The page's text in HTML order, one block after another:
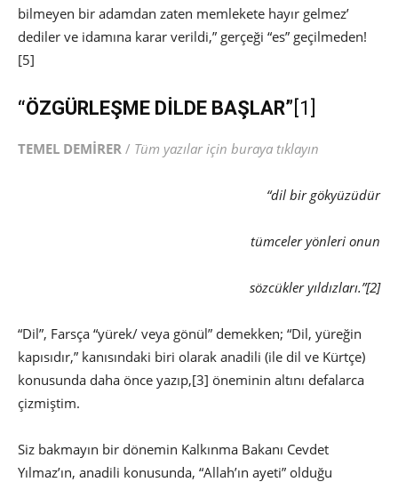
bilmeyen bir adamdan zaten memlekete hayır gelmez’
dediler ve idamına karar verildi,” gerçeği “es” geçilmeden!
[5]
“ÖZGÜRLEŞME DİLDE BAŞLAR” [1]
TEMEL DEMİRER / Tüm yazılar için buraya tıklayın
“dil bir gökyüzüdür
tümceler yönleri onun
sözcükler yıldızları.”[2]
“Dil”, Farsça “yürek/ veya gönül” demekken; “Dil, yüreğin
kapısıdır,” kanısındaki biri olarak anadili (ile dil ve Kürtçe)
konusunda daha önce yazıp,[3] öneminin altını defalarca
çizmiştim.
Siz bakmayın bir dönemin Kalkınma Bakanı Cevdet
Yılmaz’ın, anadili konusunda, “Allah’ın ayeti” olduğu